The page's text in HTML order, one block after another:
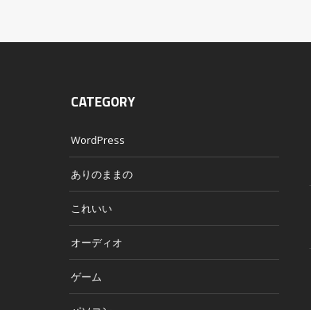
CATEGORY
WordPress
ありのままの
これいい
オーディオ
ゲーム